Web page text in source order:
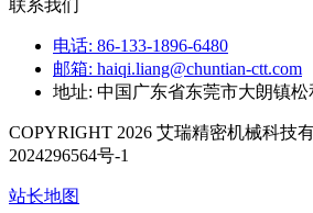
联系我们
电话: 86-133-1896-6480
邮箱: haiqi.liang@chuntian-ctt.com
地址: 中国广东省东莞市大朗镇松
COPYRIGHT 2026 艾瑞精密机械科技
2024296564号-1
站长地图